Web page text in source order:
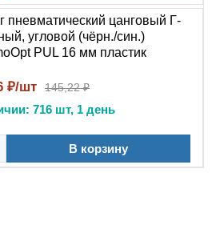
фиксирующих свойств .
выполнять монтаж и
дополнительного
вставить трубку до упора
на защитную манжету для
рабочей среды через цанговое
пневматический цанговый Г-
угловой (чёрн./син.)
PUL 16 мм пластик
₽/шт 145,22 ₽
716 шт, 1 день
В корзину